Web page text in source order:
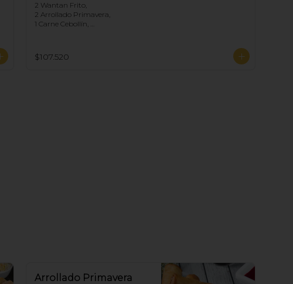
2 Wantan Frito,
2 Arrollado Primavera,
1 Carne Cebollín,
1 Chapsui Especial,
1 Arrollado de Marisco,
$107.520
Arrollado Primavera